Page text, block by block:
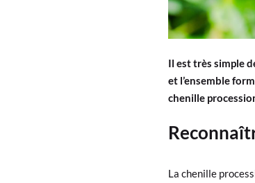
Il est très simple
et l’ensemble
chenille
La chenille